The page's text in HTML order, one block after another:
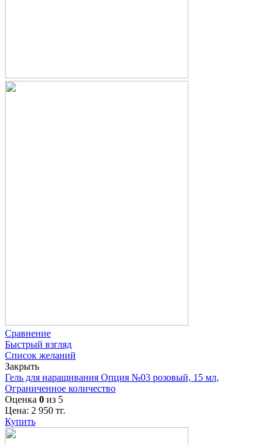
Сравнение
Быстрый взгляд
Список желаний
Закрыть
Гель для наращивания Опция №03 розовый, 15 мл,
Ограниченное количество
Оценка 0 из 5
Цена: 2 950 тг.
Купить